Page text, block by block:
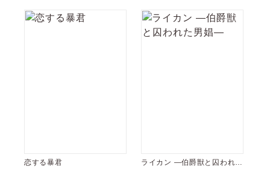
恋する暴君
ライカン ―伯爵獣と囚われた